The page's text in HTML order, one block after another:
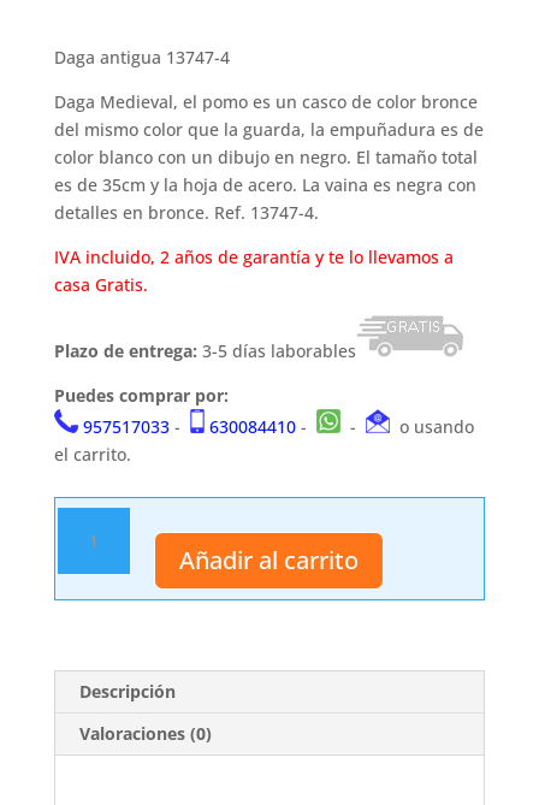
Daga antigua 13747-4
Daga Medieval, el pomo es un casco de color bronce
del mismo color que la guarda, la empuñadura es de
color blanco con un dibujo en negro. El tamaño total
es de 35cm y la hoja de acero. La vaina es negra con
detalles en bronce. Ref. 13747-4.
IVA incluido, 2 años de garantía y te lo llevamos a
casa Gratis.
Plazo de entrega: 3-5 días laborables
Puedes comprar por:
957517033- 630084410- -
o usando
el carrito.
antigua
13747-
4
Añadir al carrito
Descripción
Valoraciones (0)